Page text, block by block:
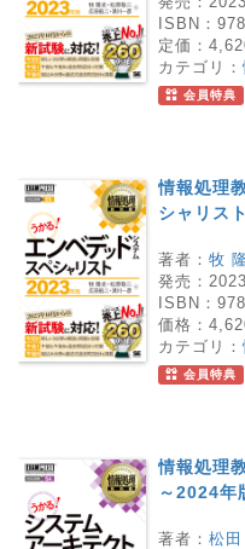
ISBN：
定価：
カテゴリ：
会員特典
情報処理
シャリス
著者： 牧
発売：
ISBN：
価格：
カテゴリ：
会員特典
情報処理
～2024年
著者： 松